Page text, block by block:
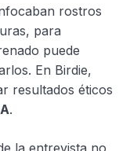
rostros
para
puede
En Birdie,
resultados éticos
.
la entrevista no